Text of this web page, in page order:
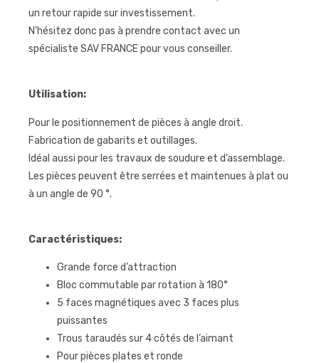
un retour rapide sur investissement.
N’hésitez donc pas à prendre contact avec un
spécialiste SAV FRANCE pour vous conseiller.
Utilisation:
Pour le positionnement de pièces à angle droit.
Fabrication de gabarits et outillages.
Idéal aussi pour les travaux de soudure et d’assemblage.
Les pièces peuvent être serrées et maintenues à plat ou
à un angle de 90 °.
Caractéristiques:
Grande force d’attraction
Bloc commutable par rotation à 180°
5 faces magnétiques avec 3 faces plus
puissantes
Trous taraudés sur 4 côtés de l’aimant
Pour pièces plates et ronde